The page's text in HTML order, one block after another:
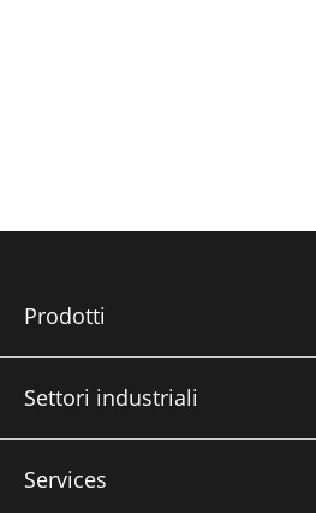
Prodotti
Settori industriali
Services